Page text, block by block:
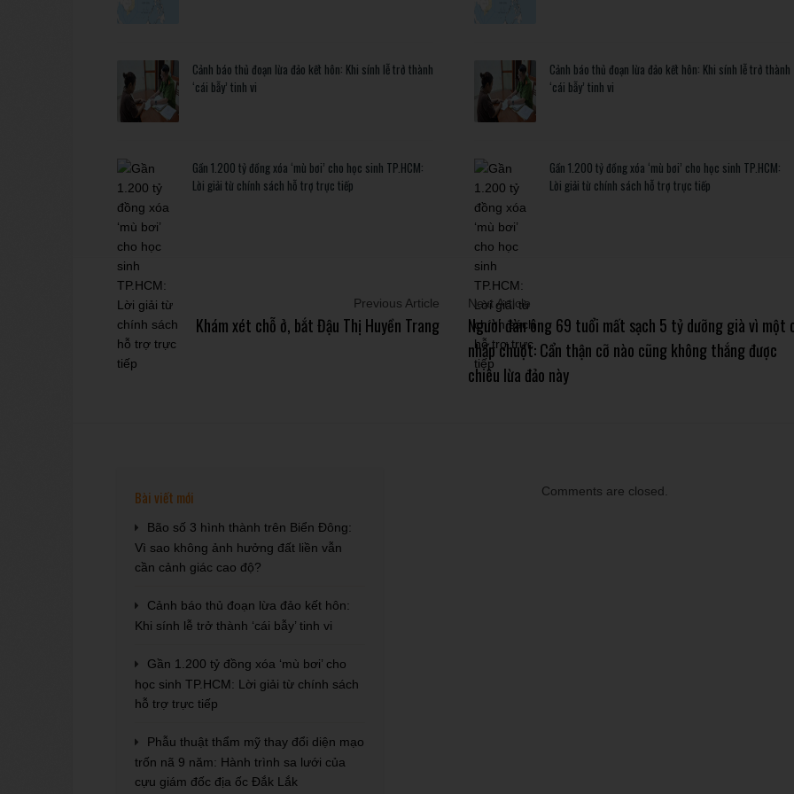
Cảnh báo thủ đoạn lừa đảo kết hôn: Khi sính lễ trở thành
‘cái bẫy’ tinh vi
Gần 1.200 tỷ đồng xóa ‘mù bơi’ cho học sinh TP.HCM:
Lời giải từ chính sách hỗ trợ trực tiếp
Cảnh báo thủ đoạn lừa đảo kết hôn: Khi sính lễ trở thành
‘cái bẫy’ tinh vi
Gần 1.200 tỷ đồng xóa ‘mù bơi’ cho học sinh TP.HCM:
Lời giải từ chính sách hỗ trợ trực tiếp
Previous Article
Khám xét chỗ ở, bắt Đậu Thị Huyền Trang
Next Article
Người đàn ông 69 tuổi mất sạch 5 tỷ dưỡng già vì một
nhấp chuột: Cẩn thận cỡ nào cũng không thắng được
chiêu lừa đảo này
Bài viết mới
Bão số 3 hình thành trên Biển Đông:
Vì sao không ảnh hưởng đất liền vẫn
cần cảnh giác cao độ?
Cảnh báo thủ đoạn lừa đảo kết hôn:
Khi sính lễ trở thành ‘cái bẫy’ tinh vi
Gần 1.200 tỷ đồng xóa ‘mù bơi’ cho
học sinh TP.HCM: Lời giải từ chính sách
hỗ trợ trực tiếp
Phẫu thuật thẩm mỹ thay đổi diện mạo
trốn nã 9 năm: Hành trình sa lưới của
cựu giám đốc địa ốc Đắk Lắk
Comments are closed.